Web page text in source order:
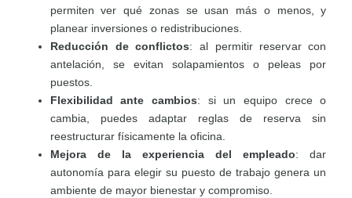
permiten ver qué zonas se usan más o menos, y
planear inversiones o redistribuciones.
Reducción de conflictos: al permitir reservar con
antelación, se evitan solapamientos o peleas por
puestos.
Flexibilidad ante cambios: si un equipo crece o
cambia, puedes adaptar reglas de reserva sin
reestructurar físicamente la oficina.
Mejora de la experiencia del empleado: dar
autonomía para elegir su puesto de trabajo genera un
ambiente de mayor bienestar y compromiso.